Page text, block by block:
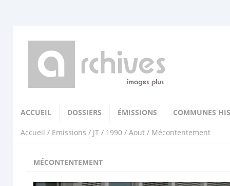
ACCUEIL DOSSIERS ÉMISSIONS COMMUNES
Accueil / Emissions / JT / 1990 / Aout / Mécontentement
MÉCONTENTEMENT